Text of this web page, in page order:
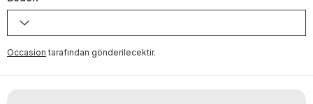
Occasion tarafından gönderilecektir.